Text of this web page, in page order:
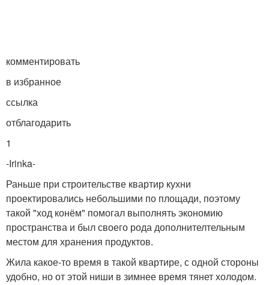
комментировать
в избранное
ссылка
отблагодарить
1
-Irin­ka-
Раньше при строительстве квартир кухни
проектировались небольшими по площади, поэтому
такой "ход конём" помогал выполнять экономию
пространства и был своего рода дополнителтельным
местом для хранения продуктов.
Жила какое-то время в такой квартире, с одной стороны
удобно, но от этой ниши в зимнее время тянет холодом.